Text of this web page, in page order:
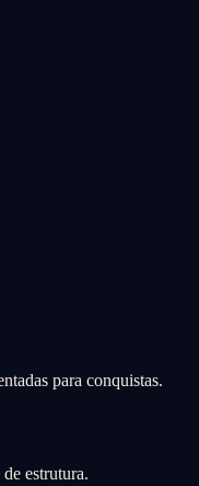
para conquistas.
estrutura.